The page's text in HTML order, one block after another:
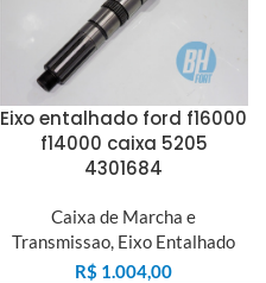
Eixo entalhado ford f16000
f14000 caixa 5205
4301684
Caixa de Marcha e
Transmissao, Eixo Entalhado
R$ 1.004,00